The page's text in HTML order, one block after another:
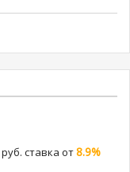
руб. cтавка от8.9%